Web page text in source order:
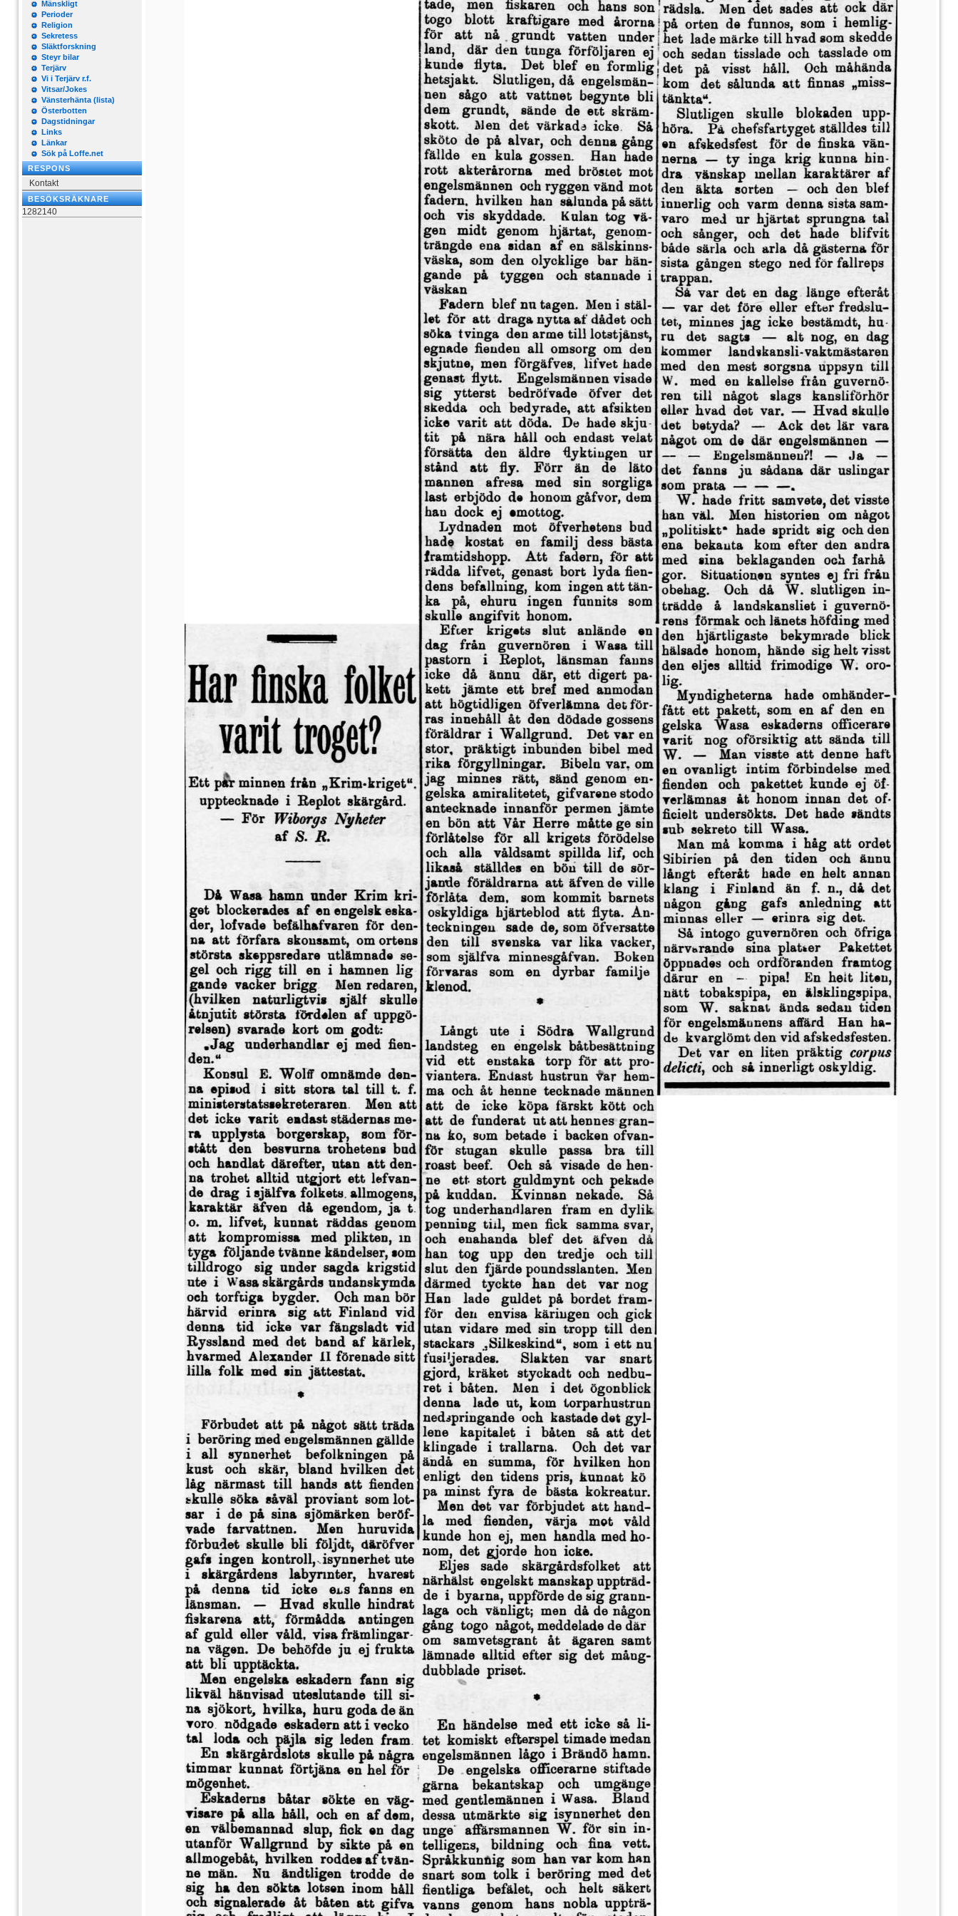
Mänskligt
Perioder
Religion
Sekretess
Släktforskning
Steyr bilar
Terjärv
Vi i Terjärv r.f.
Vitsar/Jokes
Vänsterhänta (lista)
Österbotten
Dagstidningar
Links
Länkar
Sök på Loffe.net
RESPONS
Kontakt
BESÖKSRÄKNARE
1282140